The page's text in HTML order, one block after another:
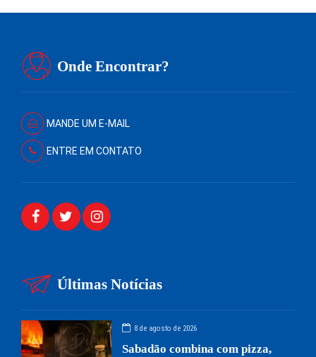
Onde Encontrar?
MANDE UM E-MAIL
ENTRE EM CONTATO
Últimas Notícias
8 de agosto de 2026
Sabadão combina com pizza,